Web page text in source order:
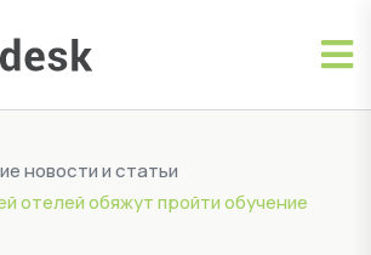
новости и статьи
отелей обяжут пройти обучение